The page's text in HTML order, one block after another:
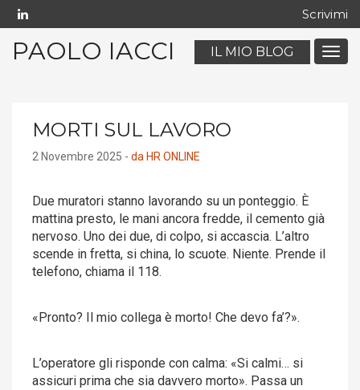
Scrivimi
Menu
PAOLO IACCI IL MIO BLOG
MORTI SUL LAVORO
2 Novembre 2025 - da HR ONLINE
Due muratori stanno lavorando su un ponteggio. È
mattina presto, le mani ancora fredde, il cemento già
nervoso. Uno dei due, di colpo, si accascia. L’altro
scende in fretta, si china, lo scuote. Niente. Prende il
telefono, chiama il 118.
«Pronto? Il mio collega è morto! Che devo fa’?».
L’operatore gli risponde con calma: «Si calmi… si
assicuri prima che sia davvero morto». Passa un